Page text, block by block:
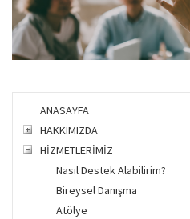
ANASAYFA
HAKKIMIZDA
HİZMETLERİMİZ
Nasıl Destek Alabilirim?
Bireysel Danışma
Atölye